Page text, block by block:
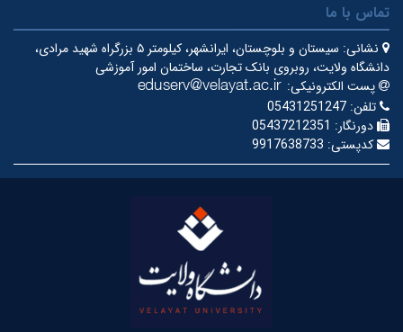
تماس با ما
نشانی:
سیستان و بلوچستان، ایرانشهر، کیلومتر ۵ بزرگراه شهید مرادی،
دانشگاه ولایت، روبروی بانک تجارت، ساختمان امور آموزشی
پست الکترونیکی:
تلفن: 05431251247
دورنگار: 05437212351
کدپستی: 9917638733